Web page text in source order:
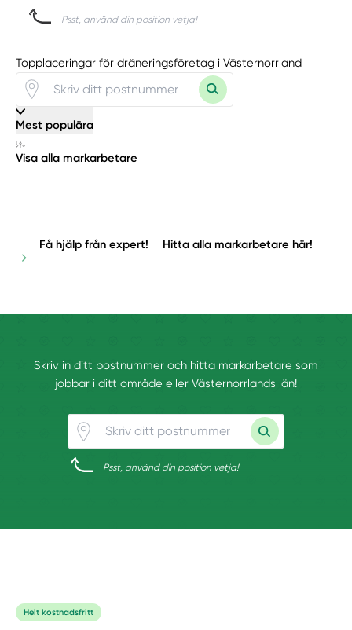
Psst, använd din position vetja!
Topplaceringar för dräneringsföretag i Västernorrland
Mest populära
Visa alla markarbetare
Få hjälp från expert! Hitta alla markarbetare här!
Skriv in ditt postnummer och hitta markarbetare som
jobbar i ditt område eller Västernorrlands län!
Psst, använd din position vetja!
Helt kostnadsfritt